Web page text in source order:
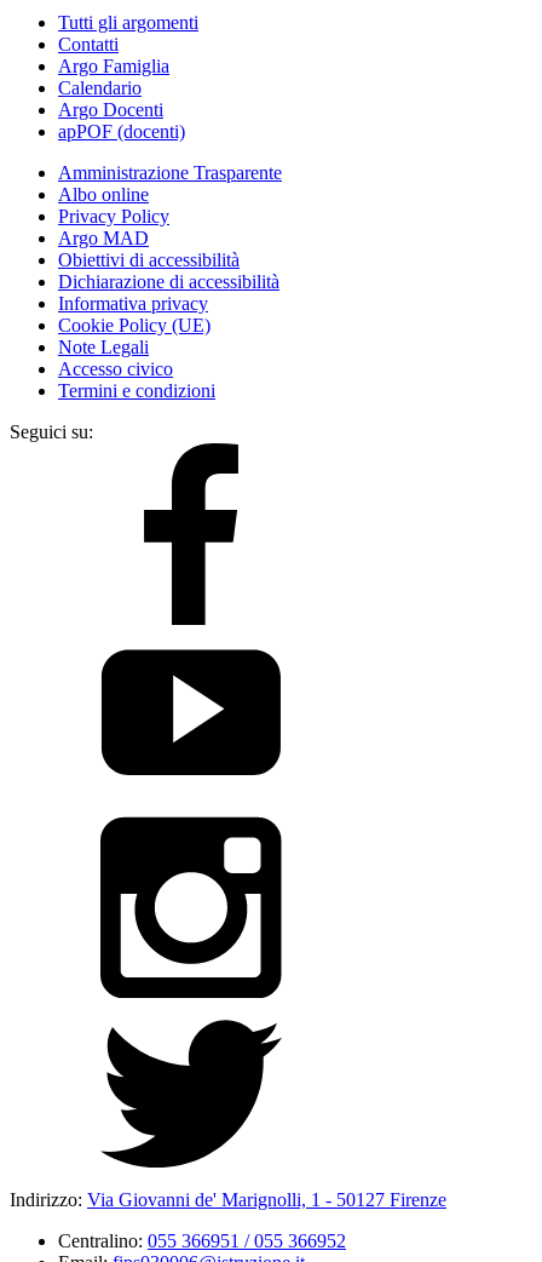
Tutti gli argomenti
Contatti
Argo Famiglia
Calendario
Argo Docenti
apPOF (docenti)
Amministrazione Trasparente
Albo online
Privacy Policy
Argo MAD
Obiettivi di accessibilità
Dichiarazione di accessibilità
Informativa privacy
Cookie Policy (UE)
Note Legali
Accesso civico
Termini e condizioni
Seguici su:
Indirizzo: Via Giovanni de' Marignolli, 1 - 50127 Firenze
Centralino: 055 366951 / 055 366952